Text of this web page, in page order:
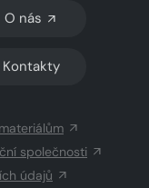
O nás
Kontakty
společnosti
údajů